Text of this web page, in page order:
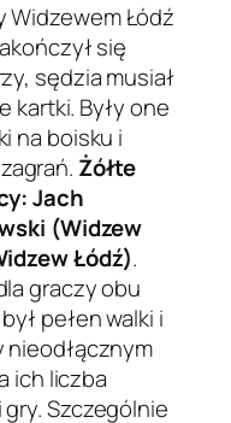
Widzewem Łódź
się
sędzia musiał
kartki. Były one
na boisku i
Żółte
Jach
(Widzew
Łódź).
graczy obu
pełen walki i
nieodłącznym
ich liczba
Szczególnie